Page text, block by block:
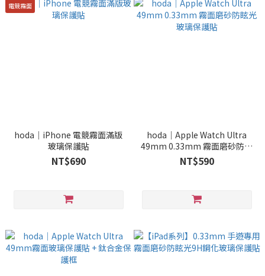
電競霧面
hoda｜iPhone 電競霧面滿版
玻璃保護貼
NT$690
hoda｜Apple Watch Ultra
49mm 0.33mm 霧面磨砂防眩
光玻璃保護貼
NT$590